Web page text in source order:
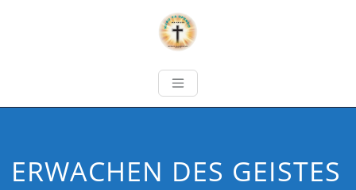
ERWACHEN DES GEISTES